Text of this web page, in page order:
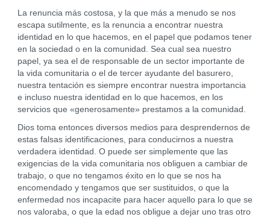
La renuncia más costosa, y la que más a menudo se nos
escapa sutilmente, es la renuncia a encontrar nuestra
identidad en lo que hacemos, en el papel que podamos tener
en la sociedad o en la comunidad. Sea cual sea nuestro
papel, ya sea el de responsable de un sector importante de
la vida comunitaria o el de tercer ayudante del basurero,
nuestra tentación es siempre encontrar nuestra importancia
e incluso nuestra identidad en lo que hacemos, en los
servicios que «generosamente» prestamos a la comunidad.
Dios toma entonces diversos medios para desprendernos de
estas falsas identificaciones, para conducirnos a nuestra
verdadera identidad. O puede ser simplemente que las
exigencias de la vida comunitaria nos obliguen a cambiar de
trabajo, o que no tengamos éxito en lo que se nos ha
encomendado y tengamos que ser sustituidos, o que la
enfermedad nos incapacite para hacer aquello para lo que se
nos valoraba, o que la edad nos obligue a dejar uno tras otro